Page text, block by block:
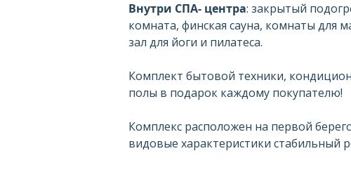
Внутри СПА- центра: закрытый
комната, финская сауна, комнаты для
зал для йоги и пилатеса.
Комплект бытовой техники,
полы в подарок каждому покупателю!
Комплекс расположен на первой
видовые характеристики стабильный